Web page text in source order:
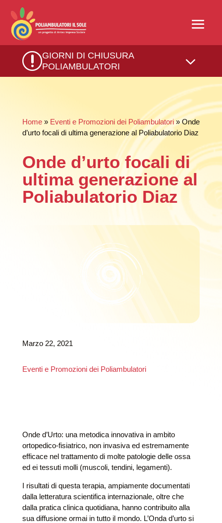
rGIORNI DI CHIUSURA
POLIAMBULATORI
3
Home» Eventi e Promozioni dei Poliambulatori» Onde
d’urto focali di ultima generazione al Poliabulatorio Diaz
Onde d’urto focali di
ultima generazione al
Poliabulatorio Diaz
Marzo 22, 2021
Eventi e Promozioni dei Poliambulatori
Onde d’Urto: una metodica innovativa in ambito
ortopedico-fisiatrico, non invasiva ed estremamente
efficace nel trattamento di molte patologie delle ossa
ed ei tessuti molli (muscoli, tendini, legamenti).
I risultati di questa terapia, ampiamente documentati
dalla letteratura scientifica internazionale, oltre che
dalla pratica clinica quotidiana, hanno contribuito alla
sua diffusione ormai in tutto il mondo. L’Onda d’urto si